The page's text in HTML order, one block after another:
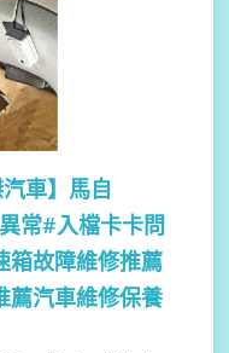
汽車】馬自
常#入檔卡卡問
箱故障維修推薦
薦汽車維修保養